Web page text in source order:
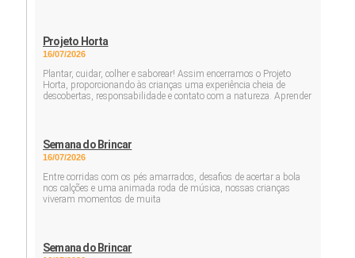
Projeto Horta
16/07/2026
Plantar, cuidar, colher e saborear! Assim encerramos o Projeto
Horta, proporcionando às crianças uma experiência cheia de
descobertas, responsabilidade e contato com a natureza. Aprender
Semana do Brincar
16/07/2026
Entre corridas com os pés amarrados, desafios de acertar a bola
nos calções e uma animada roda de música, nossas crianças
viveram momentos de muita
Semana do Brincar